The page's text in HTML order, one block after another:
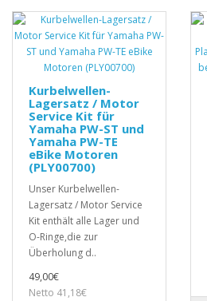
Kurbelwellen-
Lagersatz / Motor
Service Kit für
Yamaha PW-ST und
Yamaha PW-TE
eBike Motoren
(PLY00700)
Unser Kurbelwellen-
Lagersatz / Motor Service
Kit enthält alle Lager und
O-Ringe,die zur
Überholung d..
49,00€
Netto 41,18€